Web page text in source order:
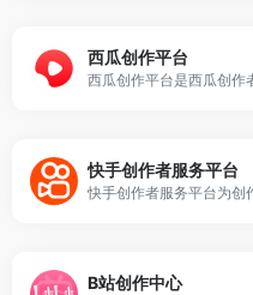
西瓜创作平台
快手创作者服务平台
B站创作中心